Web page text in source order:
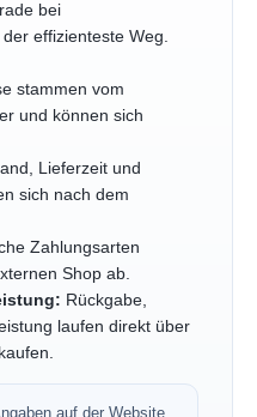
bei
effizienteste Weg.
stammen vom
und können sich
Lieferzeit und
sich nach dem
Zahlungsarten
Shop ab.
Rückgabe,
laufen direkt über
auf der Website